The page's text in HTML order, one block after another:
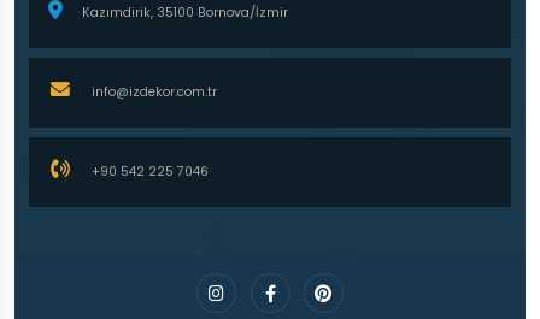
Kazımdirik, 35100 Bornova/İzmir
info@izdekor.com.tr
+90 542 225 7046